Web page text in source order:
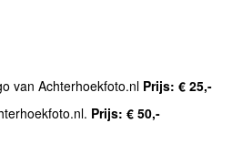
van Achterhoekfoto.nl Prijs: € 25,-
Prijs: € 50,-